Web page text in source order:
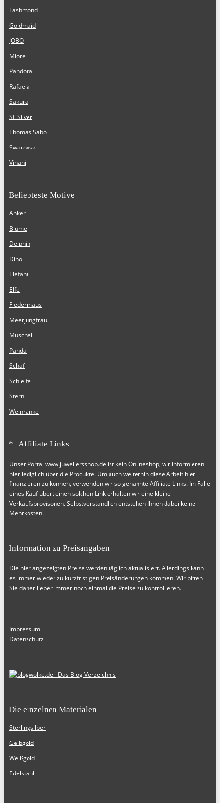
Fashmond
Goldmaid
JOBO
Miore
Pandora
Rafaela
Sakura
SL Silver
Thomas Sabo
Swarovski
Vinani
Beliebteste Motive
Anker
Blume
Delphin
Dino
Elefant
Elfe
Fledermaus
Meerjungfrau
Muschel
Panda
Schaf
Schleife
Stern
Weinranke
*=Affiliate Links
Unser Portal www.juweliersshop.de ist kein Onlineshop, wir informieren
hier lediglich über die Produkte. Um auch weiterhin diese Arbeit hier
finanzieren zu können, verwenden wir so genannte Affiliate Links. Im Falle
eines Kauf übert einen solchen Link erhalten wir eine kleine
Verkaufsprovisonen. Selbstverständlich entstehen Ihnen dabei keine
Mehrkosten.
Information zu Preisangaben
Die hier angezeigten Preise werden täglich aktualisiert. Allerdings kann
es immer wieder zu kurzfristigen Preisänderungen kommen. Wir bitten
Sie daher lieber immer noch einmal die Preise zu kontrollieren.
Impressum
Datenschutz
Die einzelnen Materialen
Sterlingsilber
Gelbgold
Weißgold
Edelstahl